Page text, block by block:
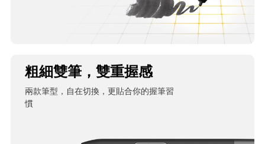
粗細雙筆，雙重握感
兩款筆型，自在切換，更貼合你的握筆習
慣